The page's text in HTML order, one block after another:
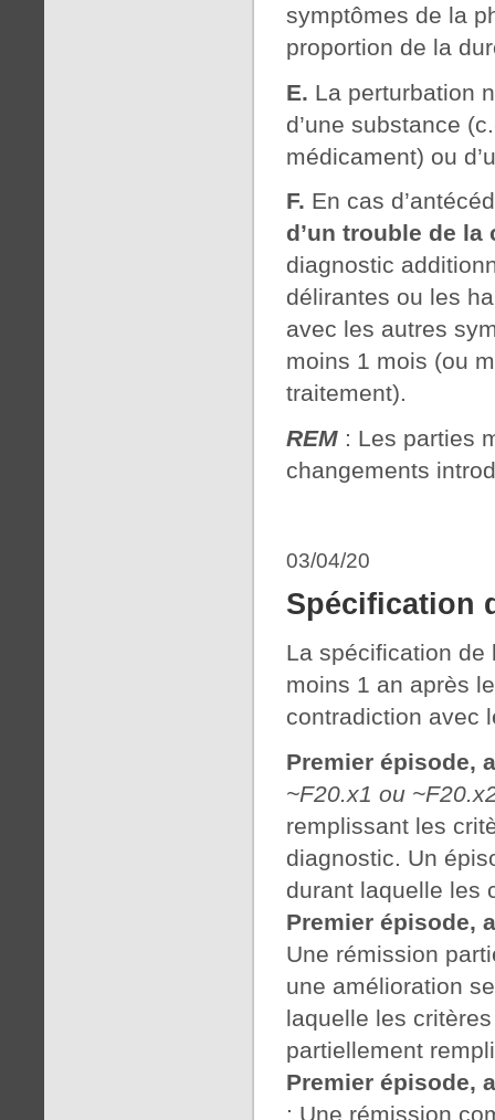
symptômes de la
proportion de la
E. La perturbation
d’une substance
médicament) ou
F. En cas
d’un trouble de
diagnostic
délirantes ou les
avec les autres
moins 1 mois (ou
traitement).
REM : Les parties
changements
03/04/20
Spécification
La spécification de
moins 1 an après
contradiction avec
Premier épisode,
~F20.x1 ou
remplissant les
diagnostic. Un
durant laquelle les
Premier épisode,
Une rémission
une amélioration
laquelle les
partiellement
Premier épisode,
: Une rémission